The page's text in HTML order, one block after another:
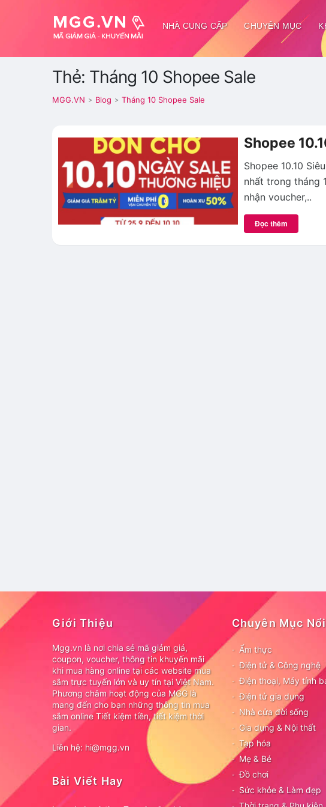
NHÀ CUNG CẤP CHUYÊN MỤC
Thẻ: Tháng 10 Shopee Sale
MGG.VN > Blog > Tháng 10 Shopee Sale
Shopee
Shopee 10.10
nhất trong tháng
nhận voucher,..
Đọc thêm
Giới Thiệu
Mgg.vn là nơi chia sẻ mã giảm giá,
coupon, voucher, thông tin khuyến mãi
khi mua hàng online tại các website mua
sắm trực tuyến lớn và uy tín tại Việt Nam.
Phương châm hoạt động của MGG là
mang đến cho bạn những thông tin mua
sắm online Tiết kiệm tiền, tiết kiệm thời
gian.
Liên hệ: hi@mgg.vn
Bài Viết Hay
Chuyên Mục
Ẩm thực
Điện tử & Công nghệ
Điện thoại, Máy tính
Điện tử gia dụng
Nhà cửa đời sống
Gia dụng & Nội thất
Tạp hóa
Mẹ & Bé
Đồ chơi
Sức khỏe & Làm đẹp